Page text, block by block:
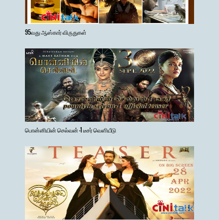
95வது ஆஸ்கார் விருதுகள்
பொன்னியின் செல்வன் -1 டீசர் வெளியீடு